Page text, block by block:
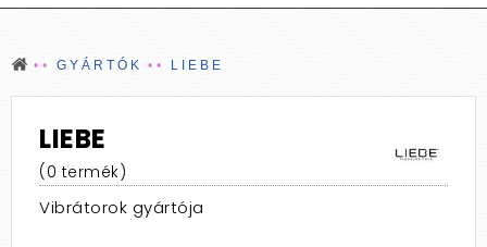
GYÁRTÓK LIEBE
LIEBE
(0 termék)
Vibrátorok gyártója